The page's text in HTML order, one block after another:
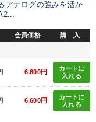
アナログの強みを活か
会員価格 購 入
6,600円
カートに
入れる
6,600円
カートに
入れる